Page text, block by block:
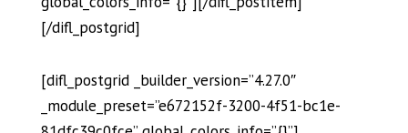
[/difl_postgrid]
[difl_postgrid _builder_version=”4.27.0″
_module_preset=”e672152f-3200-4f51-bc1e-